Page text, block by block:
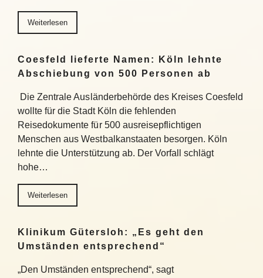
Weiterlesen
Coesfeld lieferte Namen: Köln lehnte
Abschiebung von 500 Personen ab
Die Zentrale Ausländerbehörde des Kreises Coesfeld
wollte für die Stadt Köln die fehlenden
Reisedokumente für 500 ausreisepflichtigen
Menschen aus Westbalkanstaaten besorgen. Köln
lehnte die Unterstützung ab. Der Vorfall schlägt
hohe…
Weiterlesen
Klinikum Gütersloh: „Es geht den
Umständen entsprechend“
„Den Umständen entsprechend“, sagt